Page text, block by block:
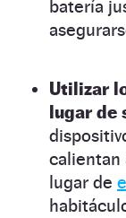
batería
Utilizar
lugar de
calientan
lugar de